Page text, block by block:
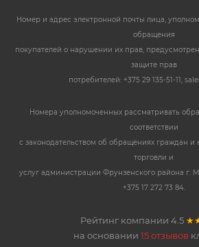
Номер и адрес электронной почты лица,
обращения
покупателей о нарушении их прав,
защите прав
потребителей: +375 29 135-51-11,
Номера уполномоченных рассматривать
соответствии
с законодательством об обращениях граждан
торговли и
услуг администрации Фрунзенского района г.
+375 17 272 73 84.
Рейтинг компании 4.5
на основании 15 отзывов